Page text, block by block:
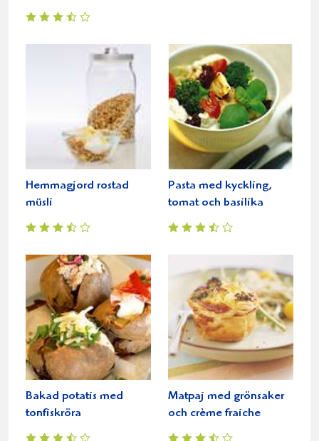
Hemmagjord rostad
müsli
Pasta med kyckling,
tomat och basilika
Bakad potatis med
tonfiskröra
Matpaj med grönsaker
och crème fraiche